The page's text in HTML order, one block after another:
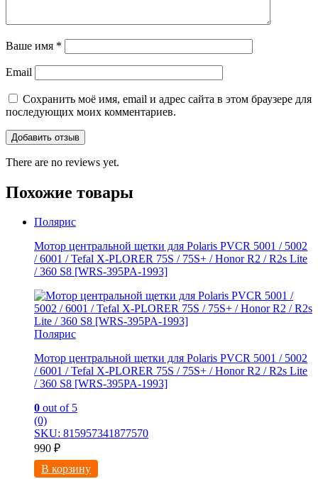
Ваше имя *
Email
Сохранить моё имя, email и адрес сайта в этом браузере для
последующих моих комментариев.
There are no reviews yet.
Похожие товары
Полярис
Мотор центральной щетки для Polaris PVCR 5001 / 5002
/ 6001 / Tefal X-PLORER 75S / 75S+ / Honor R2 / R2s Litе
/ 360 S8 [WRS-395PA-1993]
Полярис
Мотор центральной щетки для Polaris PVCR 5001 / 5002
/ 6001 / Tefal X-PLORER 75S / 75S+ / Honor R2 / R2s Litе
/ 360 S8 [WRS-395PA-1993]
0 out of 5
(0)
SKU: 815957341877570
990 ₽
В корзину